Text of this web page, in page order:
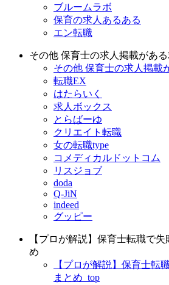
ブルームラボ
保育の求人あるある
エン転職
その他 保育士の求人掲載がある
その他 保育士の求人掲載
転職EX
はたらいく
求人ボックス
とらばーゆ
クリエイト転職
女の転職type
コメディカルドットコム
リスジョブ
doda
Q-JiN
indeed
グッピー
【プロが解説】保育士転職で
め
【プロが解説】保育士転
まとめ_top